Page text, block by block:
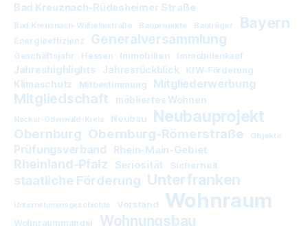
Bad Kreuznach-Rüdesheimer Straße
Bad Kreuznach-Wilhelmstraße Bauprojekte Bauträger Bayern
Energieeffizienz Generalversammlung
Geschäftsjahr Hessen Immobilien Immobilienkauf
Jahreshighlights Jahresrückblick KfW-Förderung
Klimaschutz Mitbestimmung Mitgliederwerbung
Mitgliedschaft möbliertes Wohnen
Neckar-Odenwald-Kreis Neubau Neubauprojekt
Obernburg Obernburg-Römerstraße Objekte
Prüfungsverband Rhein-Main-Gebiet
Rheinland-Pfalz Seriosität Sicherheit
staatliche Förderung Unterfranken
Unternehmensgeschichte Vorstand Wohnraum
Wohnraummangel Wohnungsbau